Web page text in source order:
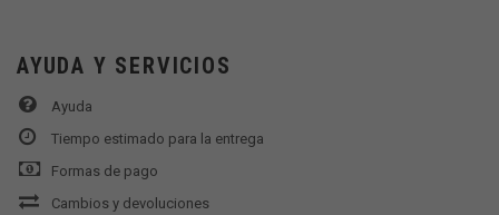
AYUDA Y SERVICIOS
Ayuda
Tiempo estimado para la entrega
Formas de pago
Cambios y devoluciones